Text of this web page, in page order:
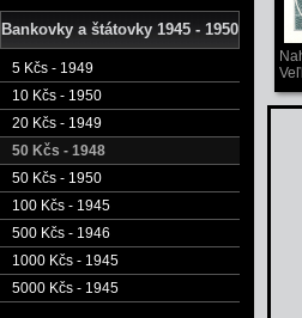
Bankovky a štátovky 1945 - 1950
5 Kčs - 1949
10 Kčs - 1950
20 Kčs - 1949
50 Kčs - 1948
50 Kčs - 1950
100 Kčs - 1945
500 Kčs - 1946
1000 Kčs - 1945
5000 Kčs - 1945